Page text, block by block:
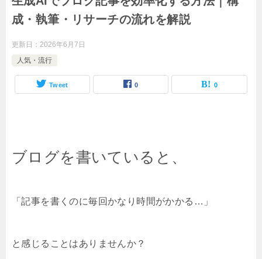
成・執筆・リサーチの流れを解説
更新日： 2026年6月7日
人気・流行
Tweet 0 0
ブログを書いていると、
「記事を書くのに毎回かなり時間がかかる…」
と感じることはありませんか？